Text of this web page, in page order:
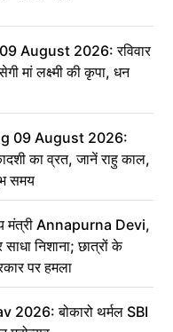
August 2026: रविवार
मां लक्ष्मी की कृपा, धन
09 August 2026:
का व्रत, जानें राहु काल,
समय
मंत्री Annapurna Devi,
निशाना; छात्रों के
पर हमला
बोकारो थर्मल SBI